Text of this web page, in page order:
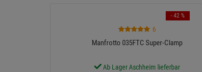
6
Manfrotto 035FTC Super-Clamp
Ab Lager Aschheim lieferbar
- 42 %